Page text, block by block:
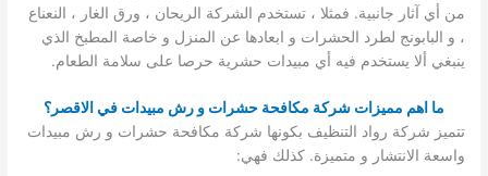
من أي آثار جانبية. فمثلا ، تستخدم الشركة الريحان ، ورق الغار ، النعناع
، و البابونج لطرد الحشرات و ابعادها عن المنزل و خاصة المطبخ الذي
ينبغي ألا يستخدم فيه أي مبيدات حشرية حرصا على سلامة الطعام.
ما اهم مميزات شركة مكافحة حشرات و رش مبيدات في الاقصر؟
تتميز شركة رواد التنظيف بكونها شركة مكافحة حشرات و رش مبيدات
واسعة الانتشار و متميزة. كذلك فهي: